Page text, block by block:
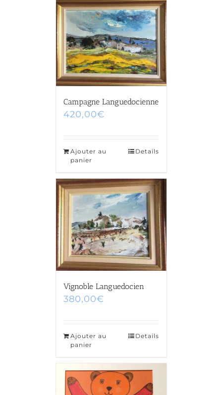
Campagne Languedocienne
420,00€
Ajouter au
panier
Details
Vignoble Languedocien
380,00€
Ajouter au
panier
Details